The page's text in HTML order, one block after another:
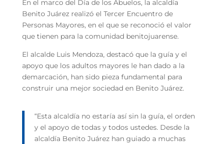
En el marco del Día de los Abuelos, la alcaldía
Benito Juárez realizó el Tercer Encuentro de
Personas Mayores, en el que se reconoció el valor
que tienen para la comunidad benitojuarense.
El alcalde Luis Mendoza, destacó que la guía y el
apoyo que los adultos mayores le han dado a la
demarcación, han sido pieza fundamental para
construir una mejor sociedad en Benito Juárez.
“Esta alcaldía no estaría así sin la guía, el orden
y el apoyo de todas y todos ustedes. Desde la
alcaldía Benito Juárez han guiado a muchas